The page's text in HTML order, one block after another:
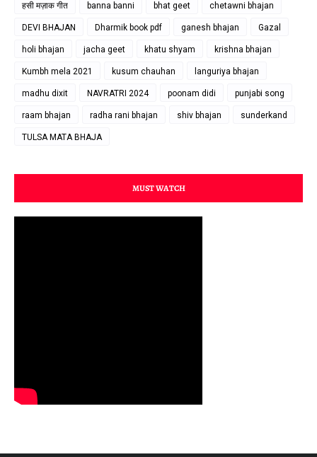
हसी मज़ाक गीत banna banni bhat geet chetawni bhajan
DEVI BHAJAN Dharmik book pdf ganesh bhajan Gazal
holi bhajan jacha geet khatu shyam krishna bhajan
Kumbh mela 2021 kusum chauhan languriya bhajan
madhu dixit NAVRATRI 2024 poonam didi punjabi song
raam bhajan radha rani bhajan shiv bhajan sunderkand
TULSA MATA BHAJA
MUST WATCH